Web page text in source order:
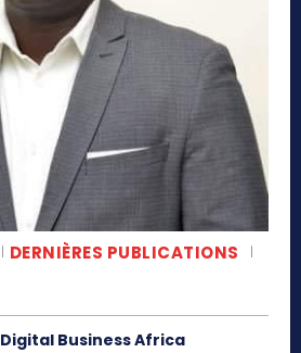
DERNIÈRES PUBLICATIONS
Digital Business Africa